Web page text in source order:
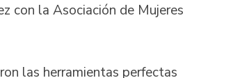
con la Asociación de Mujeres
las herramientas perfectas